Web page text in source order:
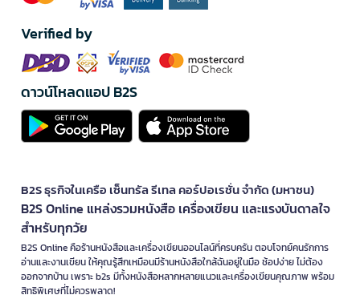
Verified by
ดาวน์โหลดแอป B2S
B2S ธุรกิจในเครือ เซ็นทรัล รีเทล คอร์ปอเรชั่น จำกัด (มหาชน)
B2S Online แหล่งรวมหนังสือ เครื่องเขียน และแรงบันดาลใจ
สำหรับทุกวัย
B2S Online คือร้านหนังสือและเครื่องเขียนออนไลน์ที่ครบครัน ตอบโจทย์คนรักการ
อ่านและงานเขียน ให้คุณรู้สึกเหมือนมีร้านหนังสือใกล้ฉันอยู่ในมือ ช้อปง่าย ไม่ต้อง
ออกจากบ้าน เพราะ b2s มีทั้งหนังสือหลากหลายแนวและเครื่องเขียนคุณภาพ พร้อม
สิทธิพิเศษที่ไม่ควรพลาด!